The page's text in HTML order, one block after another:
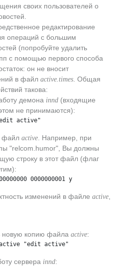
своих пользователей о
редактирование
операций с большим
(попробуйте удалить
с помощью первого способа
он не вносит
в файл active.times . Общая
такова:
демона innd (входящие
не принимаются):
active"
файл active . Например, при
"relcom.humor", Вы должны
строку в этот файл (флаг
0000000001 y
изменений в файле active
новую копию файла active:
"edit active"
сервера innd: